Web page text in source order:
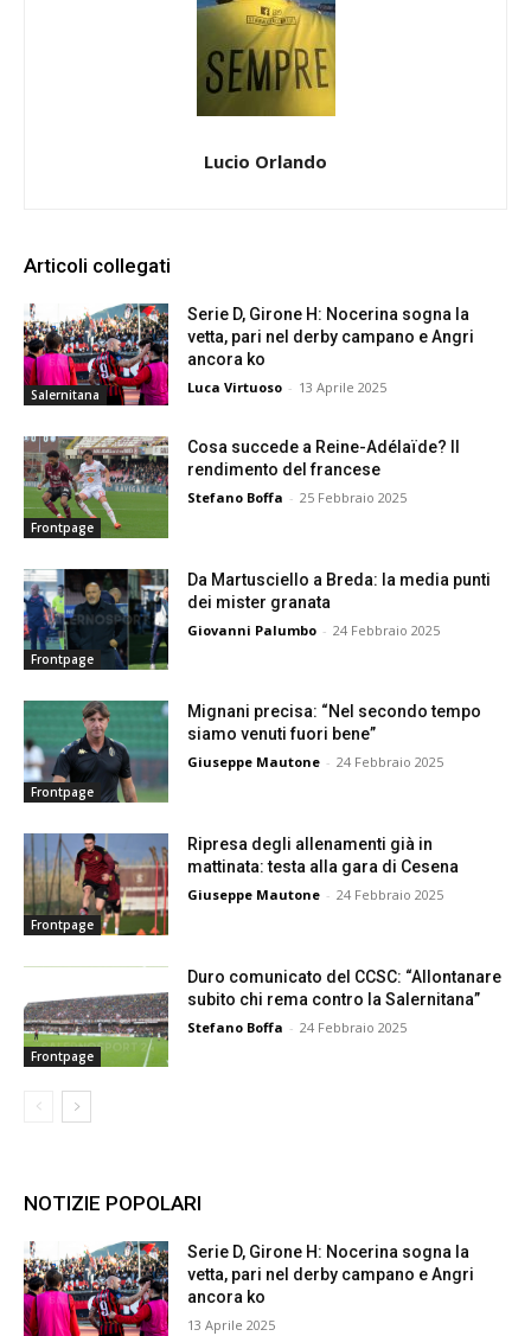
Lucio Orlando
Articoli collegati
Salernitana
Serie D, Girone H: Nocerina sogna la
vetta, pari nel derby campano e Angri
ancora ko
Luca Virtuoso - 13 Aprile 2025
Frontpage
Cosa succede a Reine-Adélaïde? Il
rendimento del francese
Stefano Boffa - 25 Febbraio 2025
Frontpage
Da Martusciello a Breda: la media punti
dei mister granata
Giovanni Palumbo - 24 Febbraio 2025
Frontpage
Mignani precisa: “Nel secondo tempo
siamo venuti fuori bene”
Giuseppe Mautone - 24 Febbraio 2025
Frontpage
Ripresa degli allenamenti già in
mattinata: testa alla gara di Cesena
Giuseppe Mautone - 24 Febbraio 2025
Frontpage
Duro comunicato del CCSC: “Allontanare
subito chi rema contro la Salernitana”
Stefano Boffa - 24 Febbraio 2025
NOTIZIE POPOLARI
Serie D, Girone H: Nocerina sogna la
vetta, pari nel derby campano e Angri
ancora ko
13 Aprile 2025